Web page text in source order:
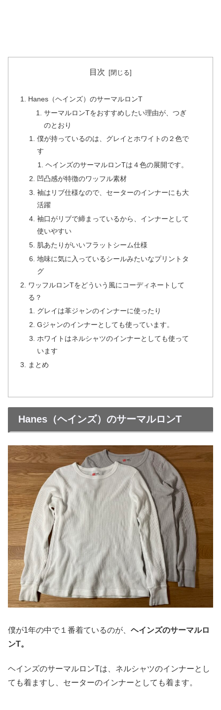
目次
Hanes（ヘインズ）のサーマルロンT
サーマルロンTをおすすめしたい理由が、つぎ
のとおり
僕が持っているのは、グレイとホワイトの２色で
す
ヘインズのサーマルロンTは４色の展開です。
凹凸感が特徴のワッフル素材
袖はリブ仕様なので、セーターのインナーにも大
活躍
袖口がリブで締まっているから、インナーとして
使いやすい
肌あたりがいいフラットシーム仕様
地味に気に入っているシールみたいなプリントタ
グ
ワッフルロンTをどういう風にコーディネートして
る？
グレイは革ジャンのインナーに使ったり
Gジャンのインナーとしても使っています。
ホワイトはネルシャツのインナーとしても使って
います
まとめ
Hanes（ヘインズ）のサーマルロンT
僕が1年の中で１番着ているのが、 ヘインズのサーマルロ
ンT。
ヘインズのサーマルロンTは、ネルシャツのインナーとし
ても着ますし、セーターのインナーとしても着ます。